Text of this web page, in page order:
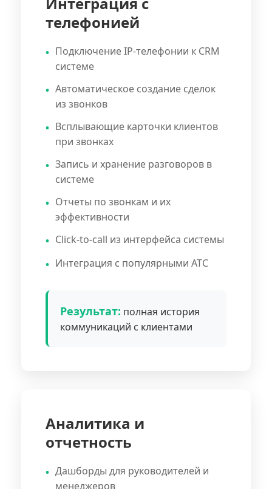
телефонией
Подключение IP-телефонии к CRM
системе
Автоматическое создание сделок
из звонков
Всплывающие карточки клиентов
при звонках
Запись и хранение разговоров в
системе
Отчеты по звонкам и их
эффективности
Click-to-call из интерфейса системы
Интеграция с популярными АТС
Результат: полная история
коммуникаций с клиентами
Аналитика и
отчетность
Дашборды для руководителей и
менеджеров